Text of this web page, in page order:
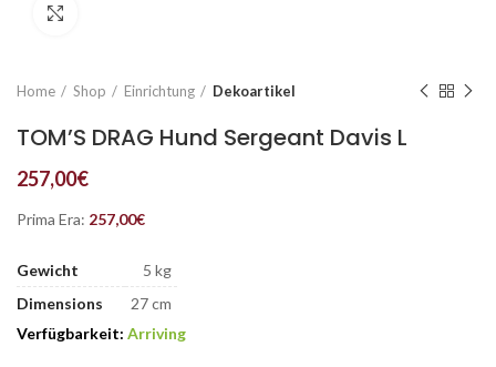
Home Shop Einrichtung Dekoartikel
TOM’S DRAG Hund Sergeant Davis L
257,00€
Prima Era: 257,00€
Gewicht
5 kg
Dimensions
27 cm
Verfügbarkeit: Arriving